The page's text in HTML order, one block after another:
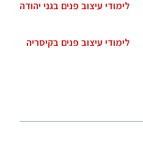
לימודי עיצוב פנים בגני יהודה
לימודי עיצוב פנים בקיסריה